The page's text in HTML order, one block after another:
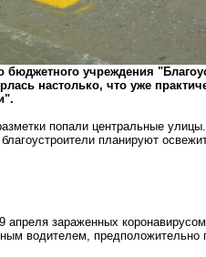
бюджетного учреждения
настолько, что уже
попали центральные
благоустроители планируют
зараженных
водителем, предположительно